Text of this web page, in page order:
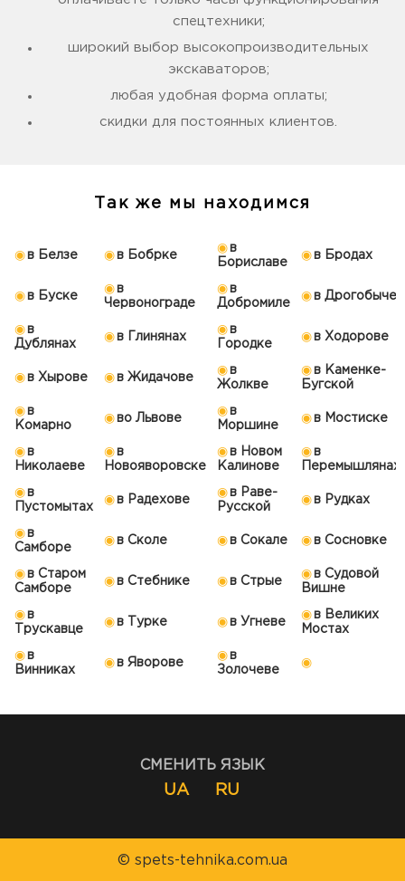
спецтехники;
широкий выбор высокопроизводительных
экскаваторов;
любая удобная форма оплаты;
скидки для постоянных клиентов.
Так же мы находимся
в Белзе в Бобрке
в
Бориславе
в Бродах
в Буске
в
Червонограде
в
Добромиле
в Дрогобыче
в
Дублянах
в Глинянах
в
Городке
в Ходорове
в Хырове в Жидачове
в
Жолкве
в Каменке-
Бугской
в
Комарно
во Львове
в
Моршине
в Мостиске
в
Николаеве
в
Новояворовске
в Новом
Калинове
в
Перемышлянах
в
Пустомытах
в Радехове
в Раве-
Русской
в Рудках
в
Самборе
в Сколе в Сокале в Сосновке
в Старом
Самборе
в Стебнике в Стрые
в Судовой
Вишне
в
Трускавце
в Турке в Угневе
в Великих
Мостах
в
Винниках
в Яворове
в
Золочеве
СМЕНИТЬ ЯЗЫК
UA RU
© spets-tehnika.com.ua